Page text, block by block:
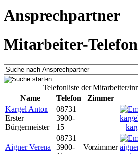
Ansprechpartner
Mitarbeiter-
Telefonliste der Mitarbeiter/
Name
Telefon Zimmer
Kargel Anton
Erster
Bürgermeister
08731
3900-
15
Aigner Verena
08731
3900-
Vorzimmer